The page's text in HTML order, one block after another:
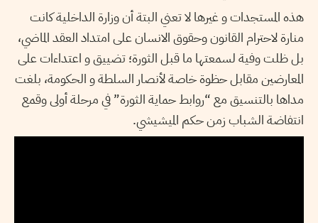
هذه المستجدات و غيرها لا تعني البتة أن وزارة الداخلية كانت
منارة لاحترام القانون وحقوق الانسان على امتداد العقد الماضي،
بل ظلت وفية لسمعتها ما قبل الثورة؛ تضييق و اعتداءات على
المعارضين مقابل حظوة خاصة لأنصار السلطة و الحكومة، بلغت
مداها بالتنسيق مع “روابط حماية الثورة” في مرحلة أولى وقمع
انتفاضة الشباب زمن حكم الميشيشي.